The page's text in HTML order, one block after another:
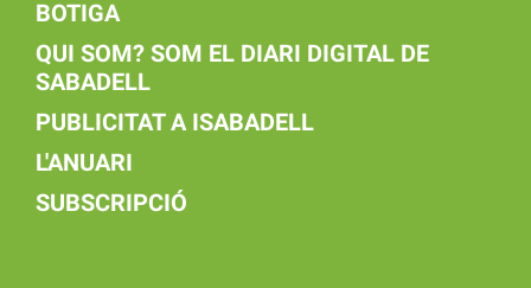
BOTIGA
QUI SOM? SOM EL DIARI DIGITAL DE
SABADELL
PUBLICITAT A ISABADELL
L'ANUARI
SUBSCRIPCIÓ